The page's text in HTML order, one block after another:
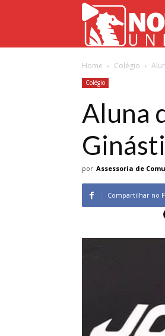
Home Colégio
Colégio
Aluna
por Assessoria de
Compartilhar no